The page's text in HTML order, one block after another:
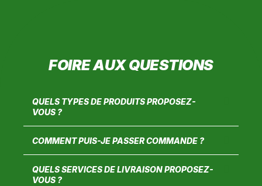
FOIRE AUX QUESTIONS
QUELS TYPES DE PRODUITS PROPOSEZ-
VOUS ?
COMMENT PUIS-JE PASSER COMMANDE ?
QUELS SERVICES DE LIVRAISON PROPOSEZ-
VOUS ?